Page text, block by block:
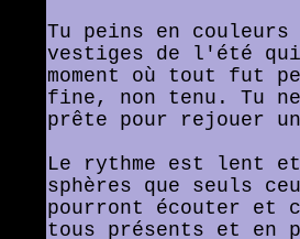
Tu peins en
vestiges de l'été
moment où tout fut
fine, non tenu. Tu
prête pour rejouer
Le rythme est lent
sphères que seuls
pourront écouter et
tous présents et en